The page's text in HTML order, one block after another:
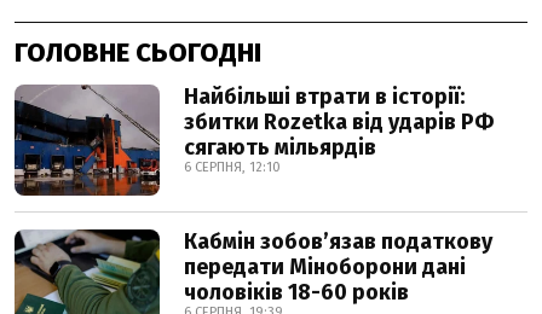
ГОЛОВНЕ СЬОГОДНІ
Найбільші втрати в історії:
збитки Rozetka від ударів РФ
сягають мільярдів
6 СЕРПНЯ, 12:10
Кабмін зобовʼязав податкову
передати Міноборони дані
чоловіків 18-60 років